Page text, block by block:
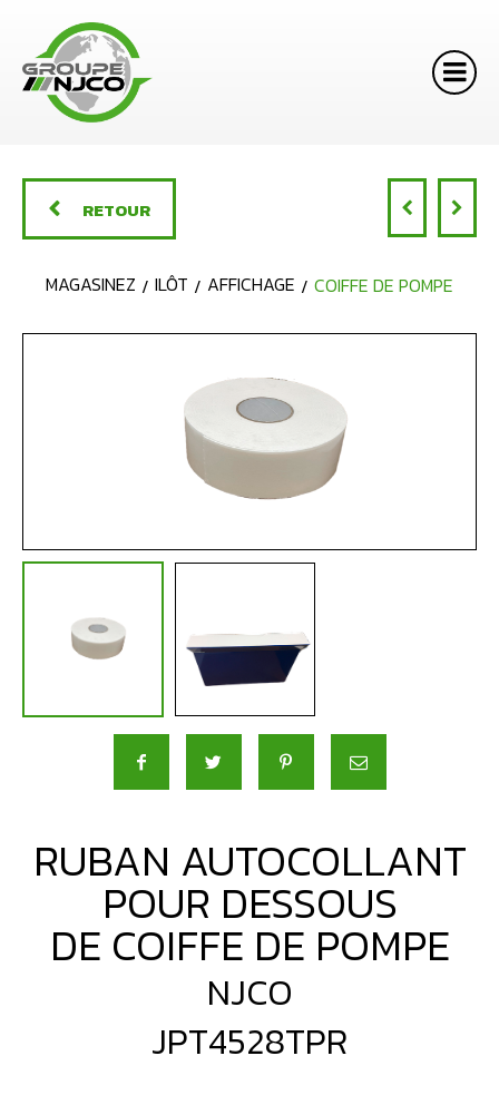
RETOUR
MAGASINEZ ILÔT AFFICHAGE COIFFE DE POMPE
RUBAN AUTOCOLLANT
POUR DESSOUS
DE COIFFE DE POMPE
NJCO
JPT4528TPR